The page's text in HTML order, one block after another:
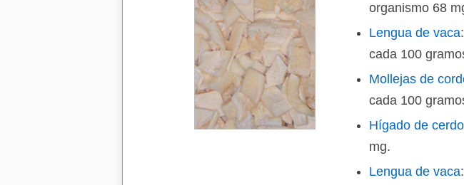
organismo 68
Lengua de vaca
cada 100
Mollejas de
cada 100
Hígado de cerdo
mg.
Lengua de vaca